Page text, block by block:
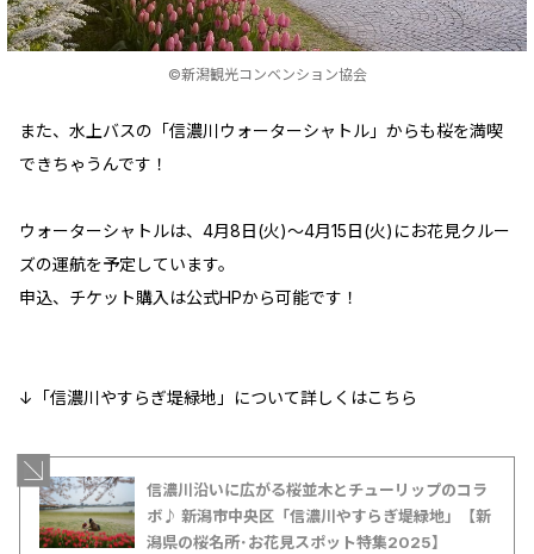
©新潟観光コンベンション協会
また、水上バスの「信濃川ウォーターシャトル」からも桜を満喫
できちゃうんです！
ウォーターシャトルは、4月8日(火)～4月15日(火)にお花見クルー
ズの運航を予定しています。
申込、チケット購入は公式HPから可能です！
↓「信濃川やすらぎ堤緑地」について詳しくはこちら
信濃川沿いに広がる桜並木とチューリップのコラ
ボ♪ 新潟市中央区「信濃川やすらぎ堤緑地」【新
潟県の桜名所･お花見スポット特集2025】